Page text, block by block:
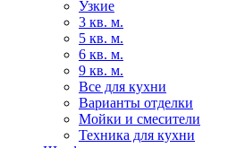
Узкие
3 кв. м.
5 кв. м.
6 кв. м.
9 кв. м.
Все для кухни
Варианты отделки
Мойки и смесители
Техника для кухни